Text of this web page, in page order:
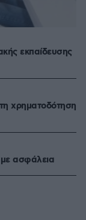
εκπαίδευσης
χρηματοδότηση
ασφάλεια